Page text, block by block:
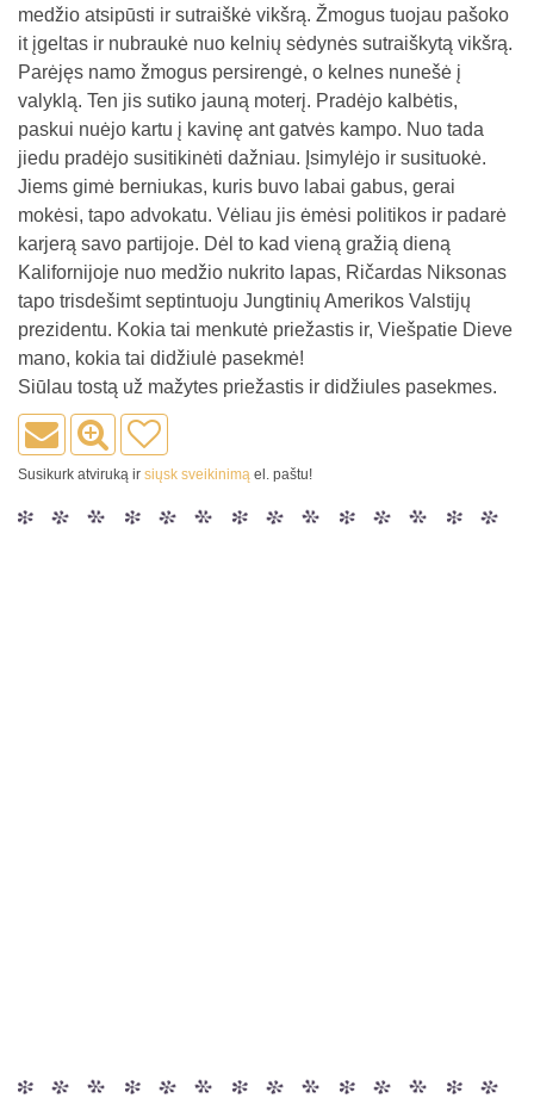
medžio atsipūsti ir sutraiškė vikšrą. Žmogus tuojau pašoko
it įgeltas ir nubraukė nuo kelnių sėdynės sutraiškytą vikšrą.
Parėjęs namo žmogus persirengė, o kelnes nunešė į
valyklą. Ten jis sutiko jauną moterį. Pradėjo kalbėtis,
paskui nuėjo kartu į kavinę ant gatvės kampo. Nuo tada
jiedu pradėjo susitikinėti dažniau. Įsimylėjo ir susituokė.
Jiems gimė berniukas, kuris buvo labai gabus, gerai
mokėsi, tapo advokatu. Vėliau jis ėmėsi politikos ir padarė
karjerą savo partijoje. Dėl to kad vieną gražią dieną
Kalifornijoje nuo medžio nukrito lapas, Ričardas Niksonas
tapo trisdešimt septintuoju Jungtinių Amerikos Valstijų
prezidentu. Kokia tai menkutė priežastis ir, Viešpatie Dieve
mano, kokia tai didžiulė pasekmė!
Siūlau tostą už mažytes priežastis ir didžiules pasekmes.
Susikurk atviruką ir siųsk sveikinimą el. paštu!